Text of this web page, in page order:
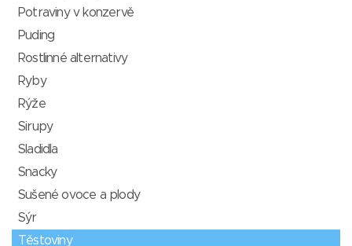
Potraviny v konzervě
Puding
Rostlinné alternativy
Ryby
Rýže
Sirupy
Sladidla
Snacky
Sušené ovoce a plody
Sýr
Těstoviny